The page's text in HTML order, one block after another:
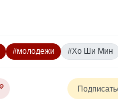
#молодежи #Хо Ши Мин